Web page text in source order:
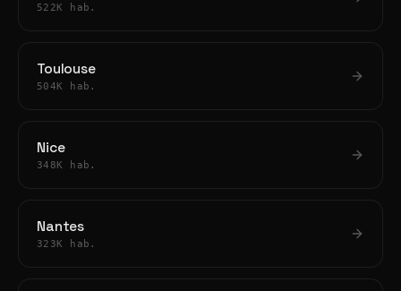
522K hab.
Toulouse
504K hab.
Nice
348K hab.
Nantes
323K hab.